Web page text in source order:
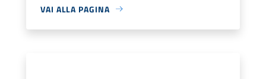
VAI ALLA PAGINA